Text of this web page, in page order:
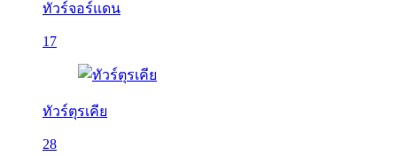
ทัวร์จอร์แดน
17
ทัวร์ตุรเคีย
28